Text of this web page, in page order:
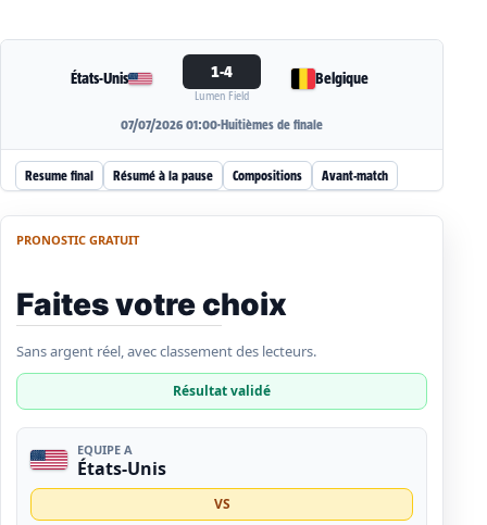
États-Unis 1-4
Lumen Field
Belgique
07/07/2026 01:00 Huitièmes de finale
Resume final Résumé à la pause Compositions Avant-match
PRONOSTIC GRATUIT
Faites votre choix
Sans argent réel, avec classement des lecteurs.
Résultat validé
EQUIPE A
États-Unis
VS